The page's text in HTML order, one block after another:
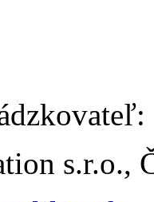
s.r.o.,